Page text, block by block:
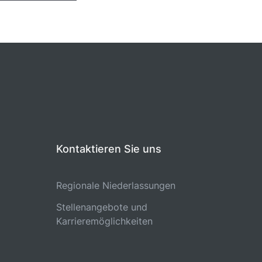
Kontaktieren Sie uns
Regionale Niederlassungen
Stellenangebote und
Karrieremöglichkeiten